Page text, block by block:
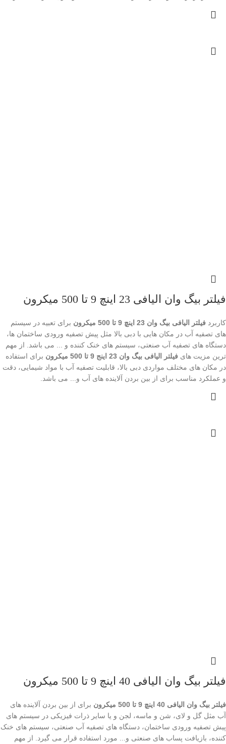
فیلتر بیگ وان الیافی 23 اینچ 9 تا 500 میکرون
کاربرد فیلتر الیافی بیگ وان 23 اینچ 9 تا 500 میکرون
برای تعبیه در سیستم
های تصفیه آب در مکان هایی با دبی بالا مثل پیش تصفیه ورودی ساختمان ها،
دستگاه های تصفیه آب صنعتی، سیستم های خنک کننده و ... می باشد. از مهم
ترین مزیت های فیلتر الیافی بیگ وان 23 اینج 9 تا 500 میکرون
برای استفاده
در مکان های مختلف مواردی دبی بالا، قابلیت تصفیه آب با مواد شیمایی، دقت
و عملکرد مناسب برای از بین بردن آلاینده های آب و... می باشد.
فیلتر بیگ وان الیافی 40 اینچ 9 تا 500 میکرون
فیلتر بیگ وان الیافی 40 اینچ 9 تا 500 میکرون
برای از بین بردن آلاینده های
آب مثل گل و لای، شن و ماسه، لجن و یا سایر ذرات فیزیکی در سیستم های
پیش تصفیه ورودی ساختمان، دستگاه های تصفیه آب صنعتی، سیستم های خنک
کننده، بازیافت پساب های صنعتی و... مورد استفاده قرار می گیرد. از مهم